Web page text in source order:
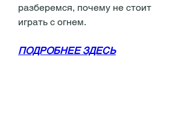
разберемся, почему не стоит
играть с огнем.
ПОДРОБНЕЕ ЗДЕСЬ